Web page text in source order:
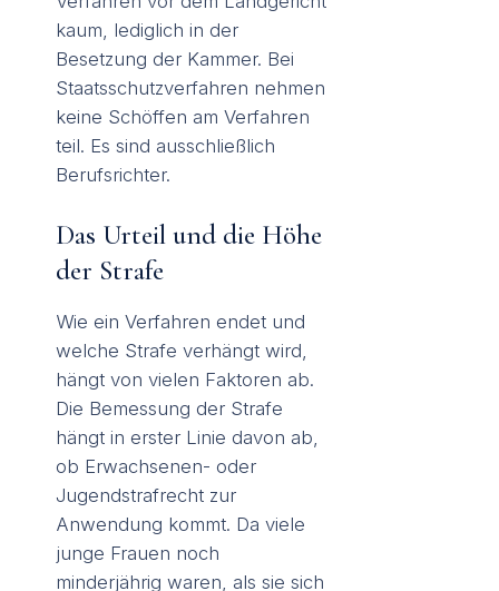
kaum, lediglich in der
Besetzung der Kammer. Bei
Staatsschutzverfahren nehmen
keine Schöffen am Verfahren
teil. Es sind ausschließlich
Berufsrichter.
Das Urteil und die Höhe
der Strafe
Wie ein Verfahren endet und
welche Strafe verhängt wird,
hängt von vielen Faktoren ab.
Die Bemessung der Strafe
hängt in erster Linie davon ab,
ob Erwachsenen- oder
Jugendstrafrecht zur
Anwendung kommt. Da viele
junge Frauen noch
minderjährig waren, als sie sich